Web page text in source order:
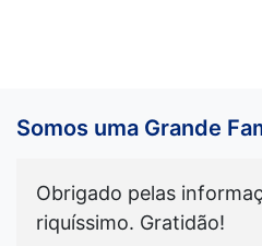
Somos uma Grande
Obrigado pelas
riquíssimo. Gratidão!